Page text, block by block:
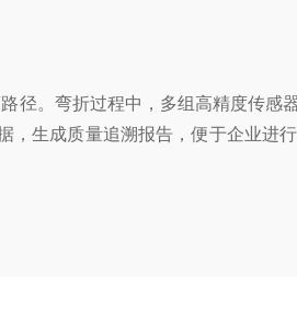
径。弯折过程中，多组高精度传感
，生成质量追溯报告，便于企业进